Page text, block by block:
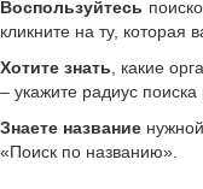
Воспользуйтесь
кликните на ту, которая
Хотите знать , какие
– укажите радиус
Знаете название
«Поиск по названию»